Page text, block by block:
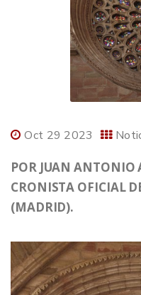
Oct 29 2023
POR JUAN ANTONIO
CRONISTA OFICIAL
(MADRID).